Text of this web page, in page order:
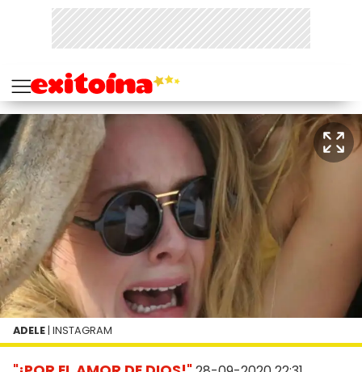
ADELE | INSTAGRAM